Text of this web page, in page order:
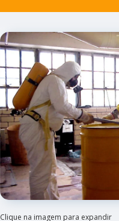
Clique na imagem para expandir